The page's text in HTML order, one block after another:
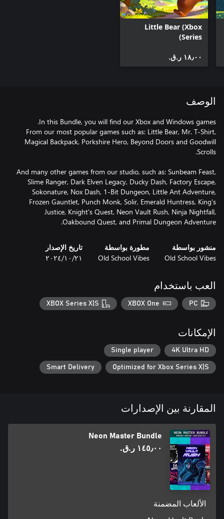
Little Bear (Xbox
Series)
١٨٫٠٠ ر.ق.‏
الوصف
From our most popular games such as: Little Bear, Mr. T-Shirt,
Magical Backpack, Porkshire Hero, Beyond Doors and Goodwill
And many other games from our studio, such as: Sunbeam Feast,
Slime Ranger, Dark Elven Legacy, Ducky Dash, Factory Escape,
Sokonature, Nox Dash, 1-Bit Dungeon, Little Ant Adventure,
Frozen Gauntlet, Punch Monk, Solir, Emerald Huntress, King's
Justice, Knight's Quest, Neon Vault Rush, Ninja Nightfall,
Oakbound Quest, and Primal Dungeon Adventure.
منشور بواسطة
Old School Vibes
مطورة بواسطة
Old School Vibes
تاريخ الإصدار
٢١‏/١٠‏/٢٠٢٤
العب باستخدام
PC
XBOX One
XBOX Series X|S
الإمكانات
4K Ultra HD
Single player
Optimized for Xbox Series X|S
Smart Delivery
المقارنة بين الإصدارات
Neon Master Bundle
١٤٥٫٠٠ ر.ق.‏
الألعاب المضمنة